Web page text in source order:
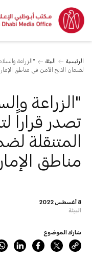
الرئيسية البيئة
"الزراعة
لضمان الذبح الآمن في مناطق
8 أغسطس 2022
البيئة
"الزراعة
تصدر قراراً
المتنقلة
مناطق
شارك الموضوع